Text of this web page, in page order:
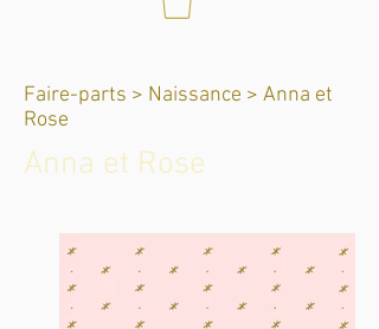
Faire-parts > Naissance > Anna et
Rose
Anna et Rose